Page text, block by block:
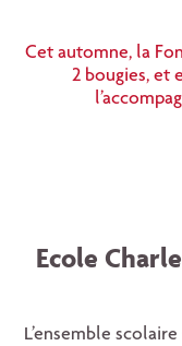
Cet automne, la
2 bougies, et
Ecole
L’ensemble